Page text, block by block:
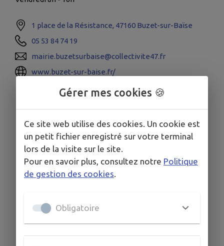
1 place de la Résistance, 47160 Buzet-sur-Baïse
05 53 84 74 19
mairie.buzetsurbaise@collectivite47.fr
www.buzet-sur-baise.fr/
Gérer mes cookies 🍪
Ce site web utilise des cookies. Un cookie est
un petit fichier enregistré sur votre terminal
lors de la visite sur le site.
Pour en savoir plus, consultez notre Politique
de gestion des cookies
Obligatoire